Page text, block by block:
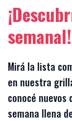
semanal!
Mirá la lista
en nuestra
conocé
semana llena